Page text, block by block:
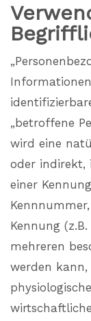
„betroffene
wird eine
oder indirekt,
einer
Kennung
mehreren
werden kann,